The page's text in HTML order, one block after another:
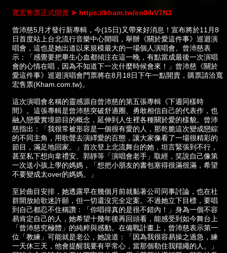
寬宏售票正式開賣 ➤ https://kham.tw/en04rV7N3
曾沛慈5月才發行新專輯，今(15日)又帶來好消息！宣布將於11月8
日首度站上台北流行音樂中心開唱，舉辦《關於愛這件事》巡迴演
唱會，這也是她出道以來規模最大的一場個人演唱會。曾沛慈表
示：「感覺要把畢生心血都傾注在這一晚，有點當成最後一次演唱
會的心情在唱，因為不知道下一次什麼時候會來！」曾沛慈《關於
愛這件事》巡迴演唱會門票將在8月18日下午一點開賣，購票請洽寬
宏售票(Kham.com.tw)。
這次演唱會名稱的靈感源自曾沛慈的第五張專輯《下週同樣時
間》。這張專輯是曾沛慈突破舒適圈、勇敢相信自己的代表作，也
融入戀愛實境節目的概念，延伸到人生裡各種關於愛的樣貌。曾沛
慈指出：「我很常被形容是一個很有愛的人，那乾脆這次變成戀綜
的不同主角，用歌聲去演繹愛的百態，讓大家像看了一場很精彩的
節目，滿足地回家。」首次登上北流舞台的她，坦言緊張到不行，
甚至私下想向韋禮安、郭靜等「演唱會老手」取經，笑說自己像第
一次送小孩上學的媽媽，「想把小朋友的書包塞得很滿很滿，希望
不要變成太over的媽媽。」
至於曲目安排，她透露早在幾個月前就黏著公司同事討論，也在社
群開放給歌迷許願，但一切還沒完全定案。不過她立下目標，要唱
到自己都忍不住稱讚：「你唱得真的是很不錯內！」身為一個不容
易肯定自己的人，她希望十幾年後再回頭看，能感受到如今舞台上
「曾沛慈究極體」的純粹與感動。在備戰計畫上，曾沛慈表示第一
位「教練」可能就是老公，她說道：「因為我很容易操之過急，練
一天休三天，他會提醒我要有平常心，當那個勒住我韁繩的人。」